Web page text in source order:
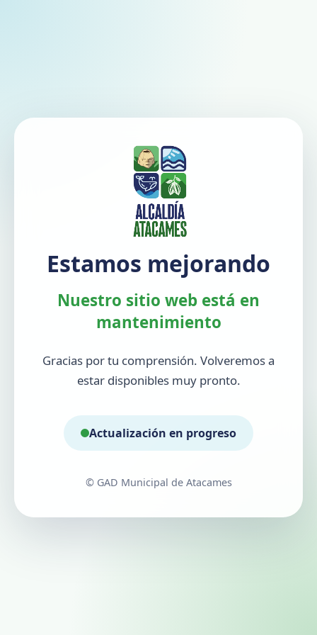
Estamos mejorando
Nuestro sitio web está en
mantenimiento
Gracias por tu comprensión. Volveremos a
estar disponibles muy pronto.
Actualización en progreso
© GAD Municipal de Atacames